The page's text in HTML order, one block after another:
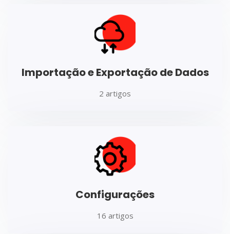
Importação e Exportação de Dados
2 artigos
Configurações
16 artigos